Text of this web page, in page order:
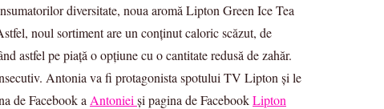
diversitate, noua aromă Lipton Green Ice Tea
noul sortiment are un conținut caloric scăzut, de
astfel pe piață o opțiune cu o cantitate redusă de zahăr.
Antonia va fi protagonista spotului TV Lipton și le
de Facebook a Antoniei și pagina de FacebookLipton